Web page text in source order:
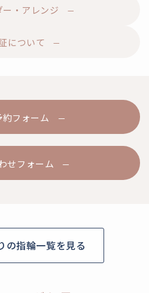
・アレンジ
について
約フォーム
せフォーム
の指輪一覧を見る